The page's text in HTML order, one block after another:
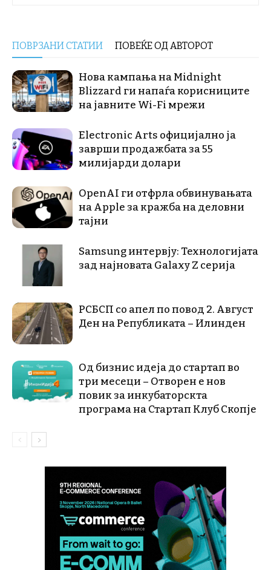
ПОВРЗАНИ СТАТИИ ПОВЕЌЕ ОД АВТОРОТ
Нова кампања на Midnight
Blizzard ги напаѓа корисниците
на јавните Wi-Fi мрежи
Electronic Arts официјално ја
заврши продажбата за 55
милијарди долари
OpenAI ги отфрла обвинувањата
на Apple за кражба на деловни
тајни
Samsung интервју: Технологијата
зад најновата Galaxy Z серија
РСБСП со апел по повод 2. Август
Ден на Републиката – Илинден
Од бизнис идеја до стартап во
три месеци – Отворен е нов
повик за инкубаторскта
програма на Стартап Клуб Скопје